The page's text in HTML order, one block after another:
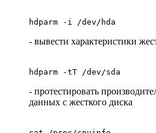
hdparm -i /dev/hda
- вывести характеристики
hdparm -tT /dev/sda
- протестировать
данных с жесткого диска